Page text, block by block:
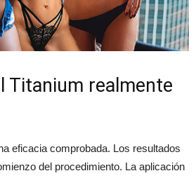
Titanium realmente
eficacia comprobada. Los resultados
del procedimiento. La aplicación